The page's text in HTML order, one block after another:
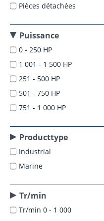
Pièces détachées
Puissance
0 - 250 HP
1 001 - 1 500 HP
251 - 500 HP
501 - 750 HP
751 - 1 000 HP
Producttype
Industrial
Marine
Tr/min
Tr/min 0 - 1 000